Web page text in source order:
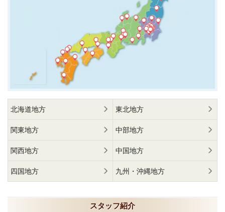
北海道地方 東北地方
関東地方 中部地方
関西地方 中国地方
四国地方 九州・沖縄地方
スタッフ紹介